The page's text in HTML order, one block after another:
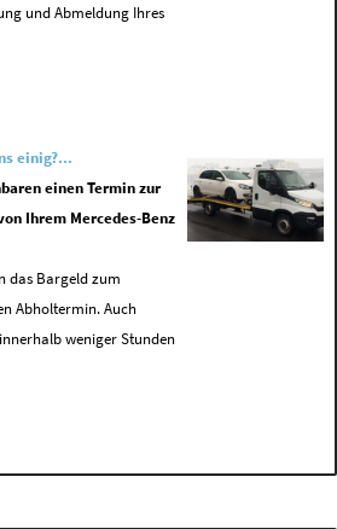
und Abmeldung Ihres
einig?...
einen Termin zur
Ihrem Mercedes-Benz
das Bargeld zum
Abholtermin. Auch
weniger Stunden